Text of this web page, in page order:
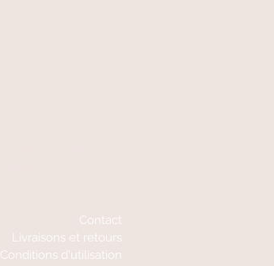
Contact
Livraisons et retours
Conditions d'utilisation